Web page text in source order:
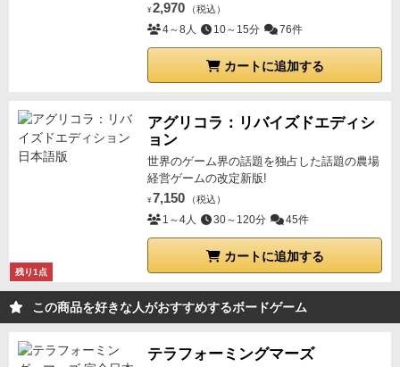
¥ 2,970 （税込）
4～8人 10～15分 76件
カートに追加する
残り1点
アグリコラ：リバイズドエディシ
ョン
世界のゲーム界の話題を独占した話題の農場
経営ゲームの改定新版!
¥ 7,150 （税込）
1～4人 30～120分 45件
カートに追加する
この商品を好きな人がおすすめするボードゲーム
テラフォーミングマーズ